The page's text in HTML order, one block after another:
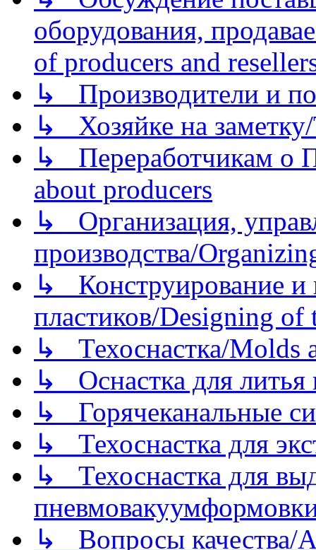
оборудования,
of producers and
↳ Производители и
↳ Хозяйке на
↳ Переработчикам о
about producers
↳ Организация,
производства/
↳ Конструирование и
пластиков/Designing of
↳ Техоснастка/Molds
↳ Оснастка для литья
↳ Горячеканальные
↳ Техоснастка для
↳ Техоснастка для
↳ Вопросы качества/